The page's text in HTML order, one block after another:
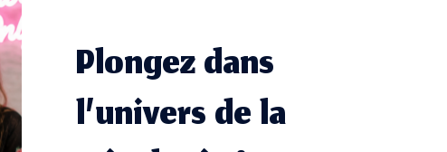
Plongez dans
l’univers de la